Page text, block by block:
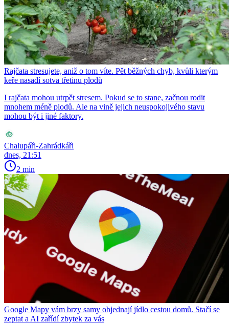
Rajčata stresujete, aniž o tom víte. Pět běžných chyb, kvůli kterým
keře nasadí sotva třetinu plodů
I rajčata mohou utrpět stresem. Pokud se to stane, začnou rodit
mnohem méně plodů. Ale na vině jejich neuspokojivého stavu
mohou být i jiné faktory.
Chalupáři-Zahrádkáři
dnes, 21:51
2 min
Google Mapy vám brzy samy objednají jídlo cestou domů. Stačí se
zeptat a AI zařídí zbytek za vás